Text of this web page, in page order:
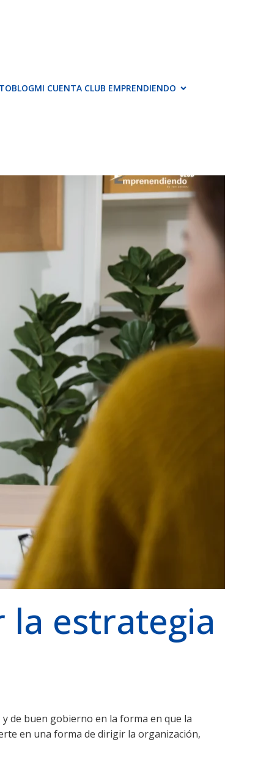
BLOGMI CUENTA CLUB EMPRENDIENDO
estrategia
de buen gobierno en la forma en que la
en una forma de dirigir la organización,